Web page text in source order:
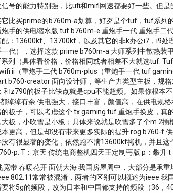
号的能力特别强，比ufi和mifi网速都要好一些。但
它比买prime的b760m-a划算，好歹是个tuf，tuf系列
手的供电缩水版 tuf b760m-e 重炮手一代 重炮手二
：13600kf、13700kf，以及其它的非k办公i7，i9
一代），选择这款 prime b760m-a 大师系列中散热
列（具体看价格，价格相同或者相差不大就选tuf.
ii（重炮手二代 b760m-plus（重炮手一代 tuf
b760-creator 面向设计师，等生产力类型主板，规
和z790的板子比缺点就是cpu不能超频。如果你根本
绰绰有余 供电强大，接口丰富，颜值高，在供电规
板子，可以考虑这个 tx gaming tuf 重炮手换皮，真
板，小吹雪是小板；具体来说就是吹雪多了个m.2
更高，但是却没有带来更多实际的提升 rog b760-f
有很显著的变化，依然跑不满13600kf拷机，并且
p. T：京天 传统电商整机四天王定制丐版 p：攀
宽带 春暖花开 面朝大海 我国房屋周中，大部分是承
802.11常常被混淆，两者的区别可以概述为ieee
将5g的频段，改为日本和中国都支持的频段（36